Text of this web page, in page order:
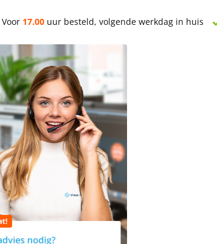
Voor 17.00 uur besteld, volgende werkdag in huis